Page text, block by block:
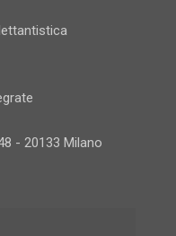
- 20133 Milano